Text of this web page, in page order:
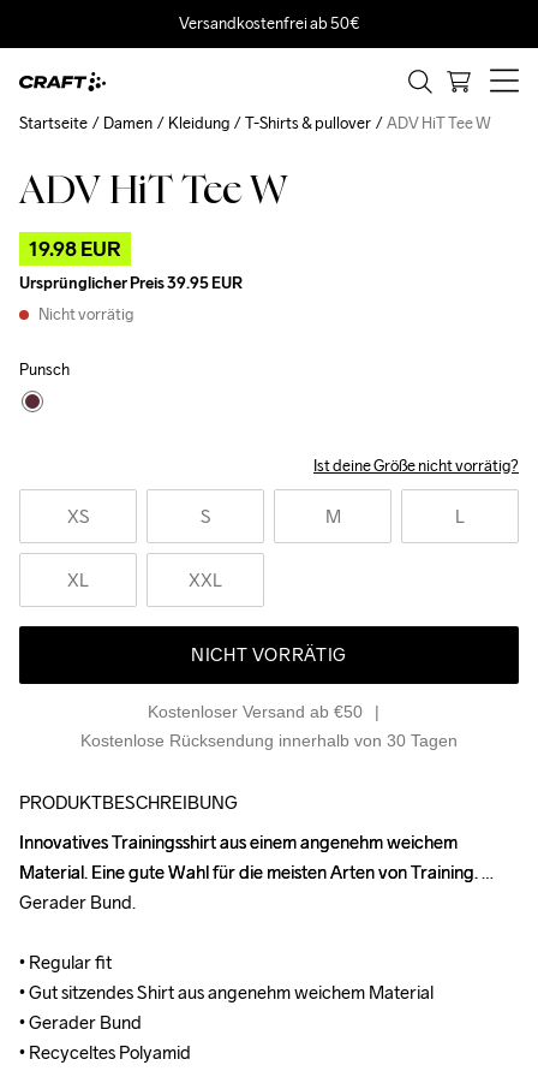
Versandkostenfrei ab 50€
ADV HiT Tee W
19.98 EUR
Ursprünglicher Preis39.95 EUR
Nicht vorrätig
Punsch
Ist deine Größe nicht vorrätig?
XS S M L
XL XXL
NICHT VORRÄTIG
Kostenloser Versand ab €50
Kostenlose Rücksendung innerhalb von 30 Tagen
Startseite Damen Kleidung T-Shirts & pullover ADV HiT Tee W
Outlet
PRODUKTBESCHREIBUNG
Innovatives Trainingsshirt aus einem angenehm weichem
Material. Eine gute Wahl für die meisten Arten von Training.
Gerader Bund.
• Regular fit
• Gut sitzendes Shirt aus angenehm weichem Material
• Gerader Bund
• Recyceltes Polyamid
Innovatives Trainingsshirt aus einem angenehm weichem
Material. Eine gute Wahl für die meisten Arten von Training.
Gerader Bund.
• Regular fit
• Gut sitzendes Shirt aus angenehm weichem Material
• Gerader Bund
• Recyceltes Polyamid